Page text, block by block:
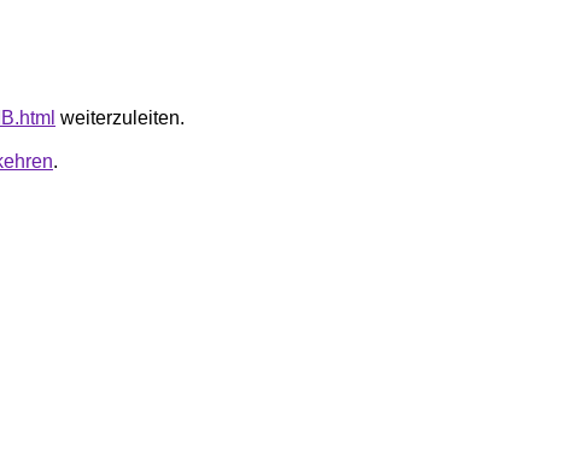
weiterzuleiten.
.